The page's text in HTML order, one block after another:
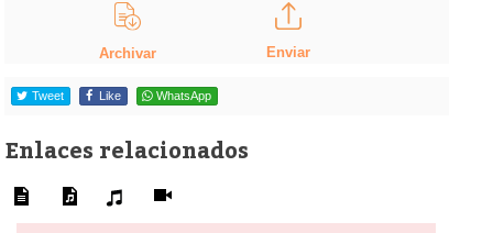
Archivar Enviar
Tweet Like WhatsApp
Enlaces relacionados